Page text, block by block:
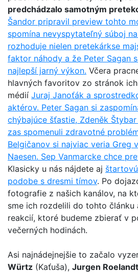
predchádzalo samotným
Šandor pripravil preview tohto
spomína nevyspytateľný súboj
rozhoduje nielen pretekárkse
faktor náhody a že Peter Sagan
najlepší jarný výkon. Včera
hlavných favoritov zo stránok
médií Juraj Janoťák a
aktérov. Peter Sagan si
chýbajúce šťastie, Zdeněk
zas spomenuli zdravotné
Belgičanov si najviac veria Greg
Naesen. Sep Vanmarcke chce
Klasicky u nás nájdete aj
podobe s dresmi tímov. Po
fotografie z našich kanálov, na
sme ich rozdelili do tohto článku
reakcií, ktoré budeme zbierať v
večerných hodinách.
Asi najnádejnejšie to začalo
Würtz (Kaťuša), Jurgen